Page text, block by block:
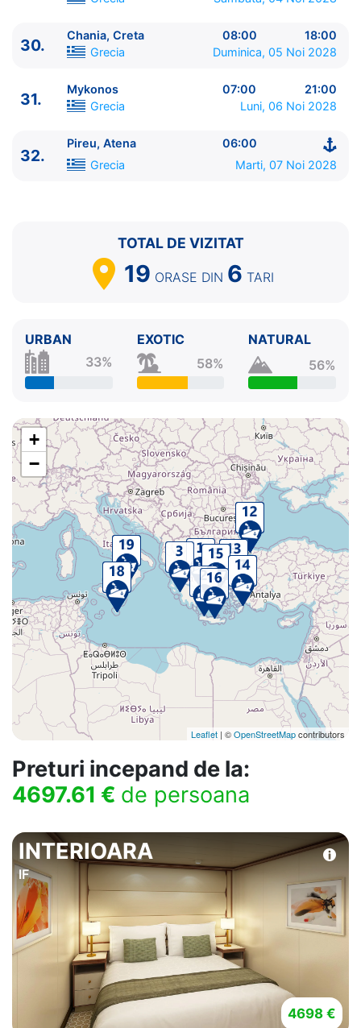
30.
Chania, Creta 08:00
18:00
Grecia
Duminica, 05 Noi 2028
31.
Mykonos 07:00
21:00
Grecia
Luni, 06 Noi 2028
32.
Pireu, Atena
06:00
Grecia
Marti, 07 Noi 2028
TOTAL DE VIZITAT
19 ORASE DIN 6 TARI
URBAN
33%
EXOTIC
58%
NATURAL
56%
+
−
Leaflet | ©OpenStreetMapcontributors
Preturi incepand de la:
4697.61 € de persoana
INTERIOARA
IF
4698 €